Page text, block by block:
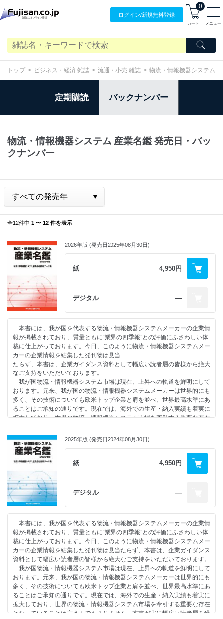
ログイン/新規無料登録
0
カート メニュー
トップ ビジネス・経済 雑誌 流通・小売 雑誌 物流・情報機器システム
定期購読 バックナンバー
物流・情報機器システム 産業名鑑 発売日・バッ
クナンバー
全12件中 1 〜 12 件を表示
2026年版 (発売日2025年08月30日)
紙 4,950円
デジタル ―
本書には、我が国を代表する物流・情報機器システムメーカーの企業情
報が掲載されており、質量ともに“業界の四季報”との評価にふさわしい体
裁に仕上がっております。今日、このように物流・情報機器システムメー
カーの企業情報を結集した発刊物は見当
たらず、本書は、企業ガイダンス資料として幅広い読者層の皆様から絶大
なご支持をいただいております。
我が国物流・情報機器システム市場は現在、上昇への軌道を鮮明にして
おります。元来、我が国の物流・情報機器システムメーカーは世界的にも
多く、その技術についても欧米トップ企業と肩を並べ、世界最高水準にあ
ることはご承知の通りです。現在では、海外での生産・納入実績も着実に
拡大しており、世界の物流・情報機器システム市場を牽引する重要な存在
得しているゆえんもここにあるものと思われます。
本書に収録している企業情報は、物流・情報機器システム関連情報を核
としたユーザーと業界のための専門誌「月刊マテリアルフロー」の取材等
により積み上げてきた膨大な情報はもちろん、何より掲載企業各社からご
提供いただいた最新にして詳細な情報が
ベースとなっております。これら企業情報の集大成となる本書は、物流に
携わるあらゆる方々の羅針盤として必ずやお役に立つものと確信いたしま
す。弊社発刊の姉妹書「物流・情報機器システム総合カタログ集」（年
刊）と併せてご利用いただければ、その効
果が倍増することは言うまでもありません。
さて、過去、我が国は欧米からの技術開発支援を受け、数多くの技術を
導入することで、今日その地位を築くことができたという事実がありま
す。享受した恩恵の程度の差こそあれ、物流・情報機器システム業界もそ
の例外ではありません。ゆえにこの業界には、欧米各国に対してはもちろ
ん、視野をアジア地域にまで広げ、同地域の物流経済共栄圏の構築にこれ
まで以上に貢献していく責任と使命があるものと思われます。その責任と
使命の中で、本書が我が国企業と海外企業との交流を促進する良き手引き
書として、少しでもお役に立てれば幸いです。
同時に、我が国物流・情報機器システム業界のさらなる発展のため、業
界企業相互の協業等を進めるうえで、“業界の座右の書”として本書をご活
用していただければ、これに勝る喜びはありません。
2025年版 (発売日2024年08月30日)
紙 4,950円
デジタル ―
本書には、我が国を代表する物流・情報機器システムメーカーの企業情
報が掲載されており、質量ともに“業界の四季報”との評価にふさわしい体
裁に仕上がっております。今日、このように物流・情報機器システムメー
カーの企業情報を結集した発刊物は見当たらず、本書は、企業ガイダンス
資料として幅広い読者層の皆様から絶大なご支持をいただいております。
我が国物流・情報機器システム市場は現在、上昇への軌道を鮮明にして
おります。元来、我が国の物流・情報機器システムメーカーは世界的にも
多く、その技術についても欧米トップ企業と肩を並べ、世界最高水準にあ
ることはご承知の通りです。現在では、海外での生産・納入実績も着実に
拡大しており、世界の物流・情報機器システム市場を牽引する重要な存在
となっていることは言うまでもありません。本書が実に幅広い読者層を獲